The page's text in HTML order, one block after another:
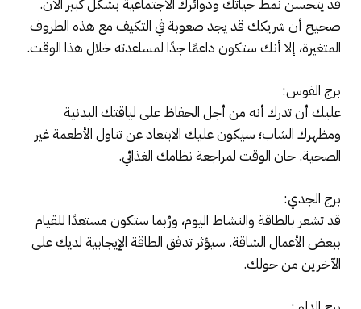
قد يتحسن نمط حياتك ودوائرك الاجتماعية بشكل كبير الآن.
صحيح أن شريكك قد يجد صعوبة في التكيف مع هذه الظروف
المتغيرة، إلا أنك ستكون داعمًا جدًا لمساعدته خلال هذا الوقت.
برج القوس:
عليك أن تدرك أنه من أجل الحفاظ على لياقتك البدنية
ومظهرك الشاب؛ سيكون عليك الابتعاد عن تناول الأطعمة غير
الصحية. حان الوقت لمراجعة نظامك الغذائي.
برج الجدي:
قد تشعر بالطاقة والنشاط اليوم، ورُبما ستكون مستعدًا للقيام
ببعض الأعمال الشاقة. سيؤثر تدفق الطاقة الإيجابية لديك على
الآخرين من حولك.